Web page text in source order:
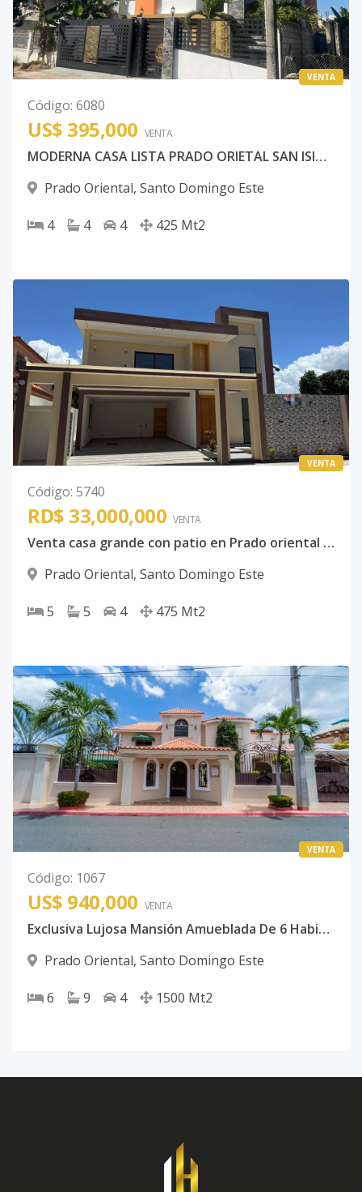
VENTA
Código: 6080
US$ 395,000 VENTA
MODERNA CASA LISTA PRADO ORIETAL SAN ISIDRO
Prado Oriental, Santo Domingo Este
4 4 4 425 Mt2
VENTA
Código: 5740
RD$ 33,000,000 VENTA
Venta casa grande con patio en Prado oriental cinco habitaciones
Prado Oriental, Santo Domingo Este
5 5 4 475 Mt2
VENTA
Código: 1067
US$ 940,000 VENTA
Exclusiva Lujosa Mansión Amueblada De 6 Habitaciones Ubicada En Prado Oriental
Prado Oriental, Santo Domingo Este
6 9 4 1500 Mt2